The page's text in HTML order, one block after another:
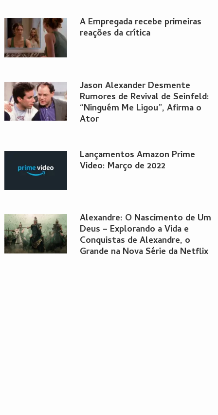
A Empregada recebe primeiras
reações da crítica
Jason Alexander Desmente
Rumores de Revival de Seinfeld:
“Ninguém Me Ligou”, Afirma o
Ator
Lançamentos Amazon Prime
Video: Março de 2022
Alexandre: O Nascimento de Um
Deus – Explorando a Vida e
Conquistas de Alexandre, o
Grande na Nova Série da Netflix